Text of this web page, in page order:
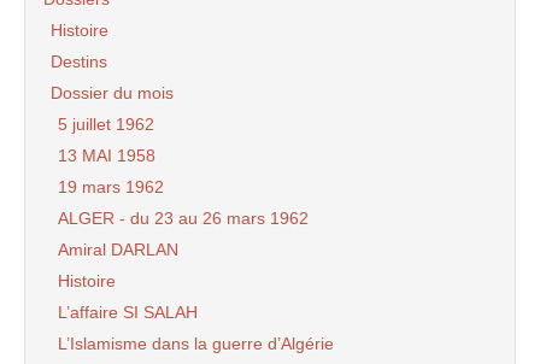
Histoire
Destins
Dossier du mois
5 juillet 1962
13 MAI 1958
19 mars 1962
ALGER - du 23 au 26 mars 1962
Amiral DARLAN
Histoire
L’affaire SI SALAH
L’Islamisme dans la guerre d’Algérie